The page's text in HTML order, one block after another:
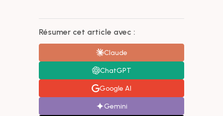
Résumer cet article avec :
Claude
ChatGPT
Google AI
Gemini